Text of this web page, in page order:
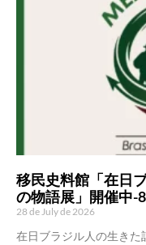
移民史料館「在日
の物語展」開催中-
28 de July de 2026
在日ブラジル人の生き